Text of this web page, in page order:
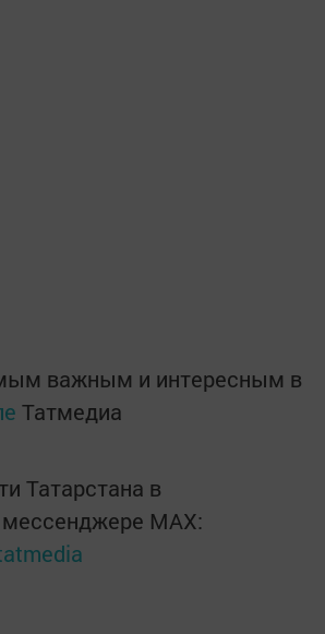
важным и интересным в
Татмедиа
Татарстана в
MАХ: